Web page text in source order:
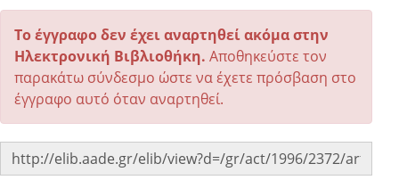
Το έγγραφο δεν έχει αναρτηθεί ακόμα στην
Ηλεκτρονική Βιβλιοθήκη. Αποθηκεύστε τον
παρακάτω σύνδεσμο ώστε να έχετε πρόσβαση στο
έγγραφο αυτό όταν αναρτηθεί.